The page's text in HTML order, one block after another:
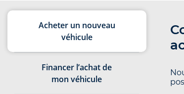
Acheter un nouveau
véhicule
Financer l’achat de
mon véhicule